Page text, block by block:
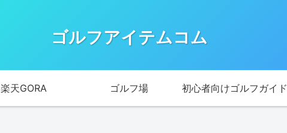
ゴルフアイテムコム
楽天GORA ゴルフ場 初心者向けゴルフガイド